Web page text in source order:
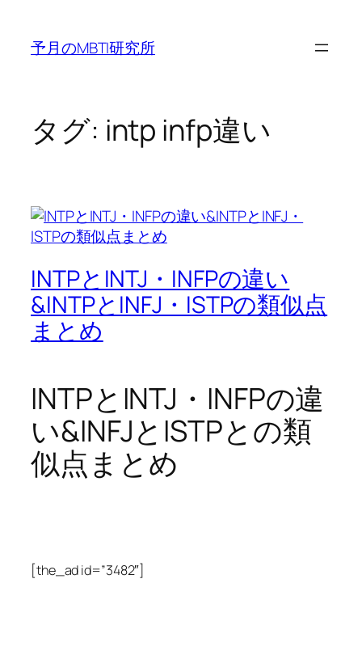
予月のMBTI研究所
タグ: intp infp違い
INTPとINTJ・INFPの違い
&INTPとINFJ・ISTPの類似点
まとめ
INTPとINTJ・INFPの違
い&INFJとISTPとの類
似点まとめ
[the_ad id=”3482″]